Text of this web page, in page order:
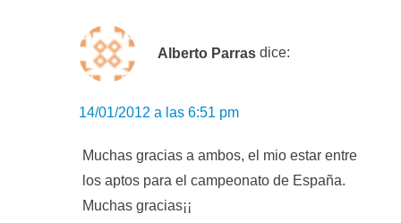
Alberto Parras dice:
14/01/2012 a las 6:51 pm
Muchas gracias a ambos, el mio estar entre
los aptos para el campeonato de España.
Muchas gracias¡¡